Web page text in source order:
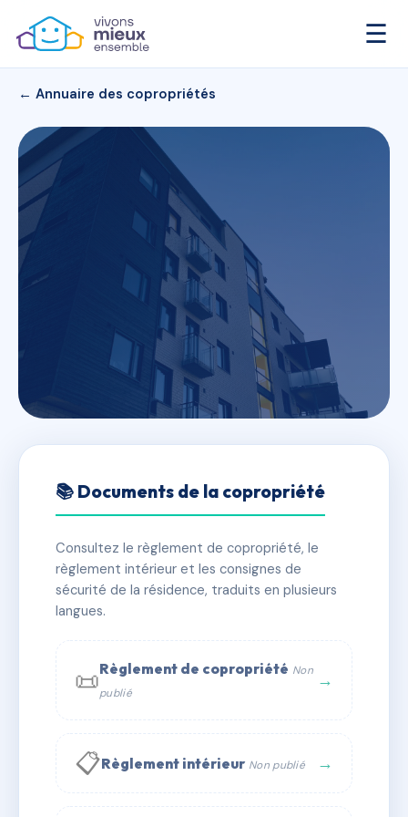
☰
← Annuaire des copropriétés
RESIDENCE DE LA PLACE
ILOT II
📍 1 Rue du Phare 80550 LE CROTOY
✓ Immatriculée 🏠 24 lots 🏗 1 bâtiment(s)
📞 Contacter Syndic Digital 💬 WhatsApp
✉ Email
📚 Documents de la copropriété
Consultez le règlement de copropriété, le
règlement intérieur et les consignes de
sécurité de la résidence, traduits en plusieurs
langues.
📜Règlement de copropriété Non
publié
→
📋Règlement intérieur Non publié →